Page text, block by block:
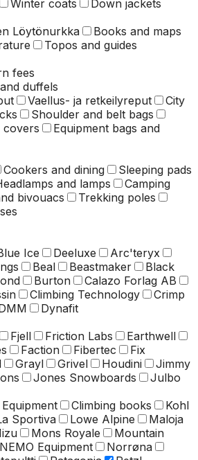
Winter coats
Down jackets
Löytönurkka
Books and maps
Topos and guides
fees
duffels
Vaellus- ja retkeilyreput
City
Shoulder and belt bags
covers
Equipment bags and
Cookers and dining
Sleeping pads
and lamps
Camping
bivouacs
Trekking poles
Ice Deeluxe
Arc'teryx
Beal Beastmaker
Black
Burton
Calazo Forlag AB
Climbing Technology
Crimp
Dynafit
Fjell Friction Labs
Earthwell
Faction Fibertec
Fix
Grayl Grivel Houdini
Jimmy
Jones Snowboards
Julbo
Equipment Climbing books
Kohl
Sportiva Lowe Alpine
Maloja
Mons Royale
Mountain
NEMO Equipment
Norrøna